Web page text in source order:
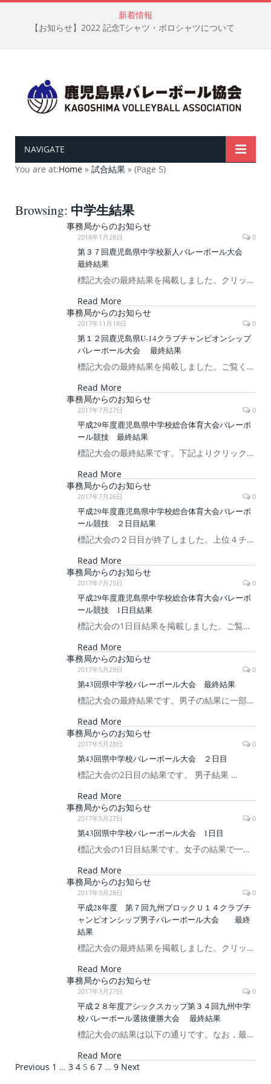
新着情報
【お知らせ】2022 記念Tシャツ・ポロシャツについて
NAVIGATE
You are at:Home » 試合結果 » (Page 5)
Browsing: 中学生結果
事務局からのお知らせ
2018年1月28日 0
第３７回鹿児島県中学校新人バレーボール大会
最終結果
標記大会の最終結果を掲載しました。クリッ…
Read More
事務局からのお知らせ
2017年11月18日 0
第１２回鹿児島県U-14クラブチャンピオンシップ
バレーボール大会 最終結果
標記大会の最終結果を掲載しました。ご覧く…
Read More
事務局からのお知らせ
2017年7月27日 0
平成29年度鹿児島県中学校総合体育大会バレーボ
ール競技 最終結果
標記大会の最終結果です。下記よりクリック…
Read More
事務局からのお知らせ
2017年7月26日 0
平成29年度鹿児島県中学校総合体育大会バレーボ
ール競技 ２日目結果
標記大会の２日目が終了しました。上位４チ…
Read More
事務局からのお知らせ
2017年7月25日 0
平成29年度鹿児島県中学校総合体育大会バレーボ
ール競技 1日目結果
標記大会の1日目結果を掲載しました。ご覧…
Read More
事務局からのお知らせ
2017年5月29日 0
第43回県中学校バレーボール大会 最終結果
標記大会の最終結果です。男子の結果に一部…
Read More
事務局からのお知らせ
2017年5月28日 0
第43回県中学校バレーボール大会 ２日目
標記大会の2日目の結果です。 男子結果 …
Read More
事務局からのお知らせ
2017年5月27日 0
第43回県中学校バレーボール大会 1日目
標記大会の1日目結果です。女子の結果で一…
Read More
事務局からのお知らせ
2017年3月28日 0
平成28年度 第７回九州ブロックＵ１４クラブチ
ャンピオンシップ男子バレーボール大会 最終
結果
標記大会の最終結果を掲載しました。クリッ…
Read More
事務局からのお知らせ
2017年3月27日 0
平成２８年度アシックスカップ第３４回九州中学
校バレーボール選抜優勝大会 最終結果
標記大会の結果は以下の通りです。なお，最…
Read More
Previous 1 … 3 4 5 6 7 … 9 Next